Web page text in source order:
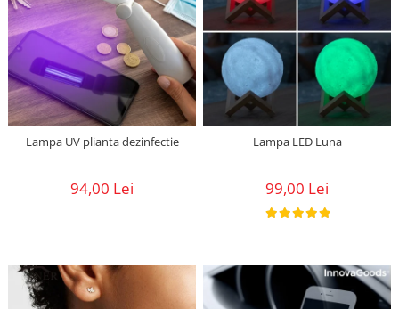
Lampa UV plianta dezinfectie
94,00 Lei
Lampa LED Luna
99,00 Lei